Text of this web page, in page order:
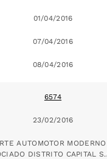
01/04/2016
07/04/2016
08/04/2016
6574
23/02/2016
AUTOMOTOR
DISTRITO CAPITAL